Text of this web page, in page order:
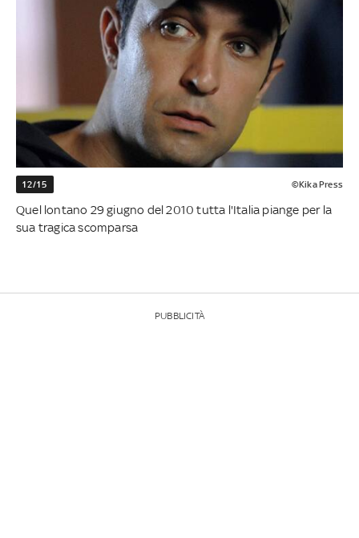
12/15 ©Kika Press
Quel lontano 29 giugno del 2010 tutta l'Italia piange per la
sua tragica scomparsa
PUBBLICITÀ